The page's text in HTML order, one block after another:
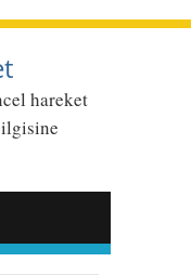
hareket